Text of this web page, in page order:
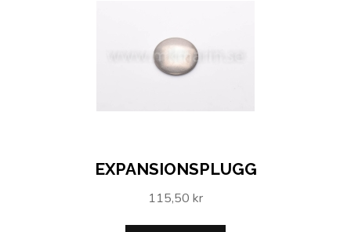
EXPANSIONSPLUGG
115,50 kr